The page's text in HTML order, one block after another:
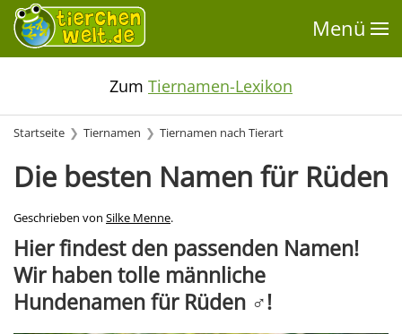
Menü
Zum Tiernamen-Lexikon
Startseite Tiernamen Tiernamen nach Tierart
Die besten Namen für Rüden
Geschrieben von Silke Menne.
Hier findest den passenden Namen!
Wir haben tolle männliche
Hundenamen für Rüden ♂️!